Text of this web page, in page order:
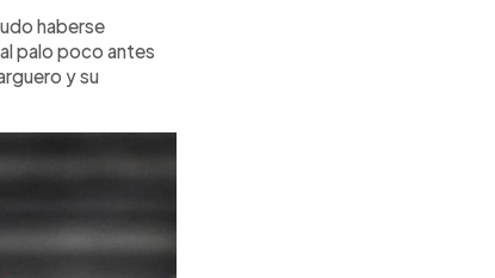
haberse
palo poco antes
y su